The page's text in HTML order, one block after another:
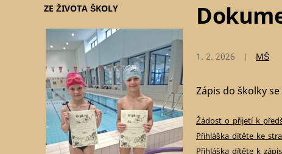
ZE ŽIVOTA ŠKOLY
1. 2. 2026 MŠ
Zápis do školky